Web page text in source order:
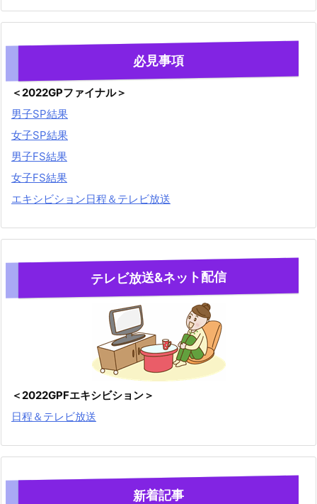
必見事項
＜2022GPファイナル＞
男子SP結果
女子SP結果
男子FS結果
女子FS結果
エキシビション日程＆テレビ放送
テレビ放送&ネット配信
＜2022GPFエキシビション＞
日程＆テレビ放送
新着記事